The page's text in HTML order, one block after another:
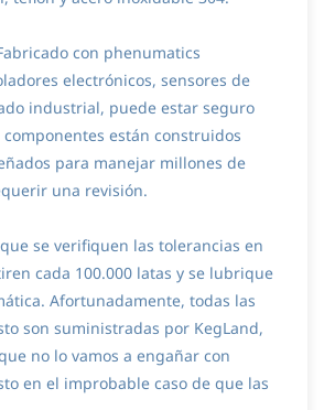
con phenumatics
electrónicos, sensores de
industrial, puede estar seguro
están construidos
para manejar millones de
una revisión.
se verifiquen las tolerancias en
cada 100.000 latas y se lubrique
Afortunadamente, todas las
son suministradas por KegLand,
no lo vamos a engañar con
en el improbable caso de que las